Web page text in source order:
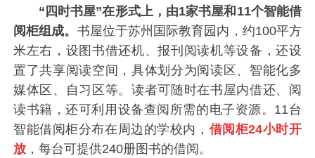
“四时书屋”在形式上，由1家书屋和11个智能借
阅柜组成。 书屋位于苏州国际教育园内，约100平方
米左右，设图书借还机、报刊阅读机等设备，还设
置了共享阅读空间，具体划分为阅读区、智能化多
媒体区、自习区等。读者可随时在书屋内借还、阅
读书籍，还可利用设备查阅所需的电子资源。11台
智能借阅柜分布在周边的学校内， 借阅柜24小时开
放 ，每台可提供240册图书的借阅。